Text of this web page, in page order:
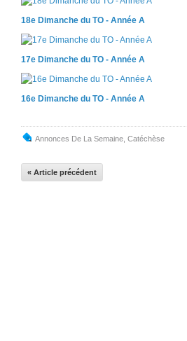
18e Dimanche du TO - Année A
17e Dimanche du TO - Année A
16e Dimanche du TO - Année A
Annonces De La Semaine Catéchèse
« Article précédent